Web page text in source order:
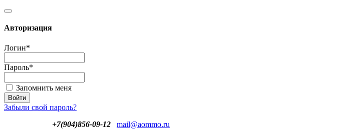
Авторизация
Логин*
Пароль*
Запомнить меня
Забыли свой пароль?
+7(904)856-09-12
mail@aommo.ru